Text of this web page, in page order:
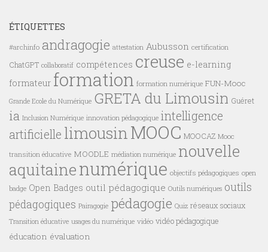
ÉTIQUETTES
#archinfo andragogie attestation Aubusson certification
ChatGPT collaboratif compétences creuse e-learning
formateur formation formation numérique FUN-Mooc
Grande Ecole du Numérique GRETA du Limousin Guéret
ia Inclusion Numérique innovation pédagogique intelligence
artificielle limousin MOOC MOOCAZ Mooc
transition éducative MOODLE médiation numérique nouvelle
aquitainenumérique objectifs pédagogiques open
badge Open Badges outil pédagogique Outils numériques outils
pédagogiques Pairagogie pédagogie Quiz réseaux sociaux
Transition éducative usages du numérique vidéo vidéo pédagogique
éducation évaluation